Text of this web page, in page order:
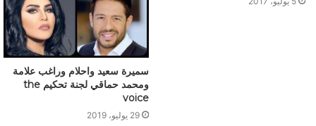
سميرة سعيد واحلام وراغب علامة
ومحمد حماقي لجنة تحكيم the
voice
29 يوليو، 2019